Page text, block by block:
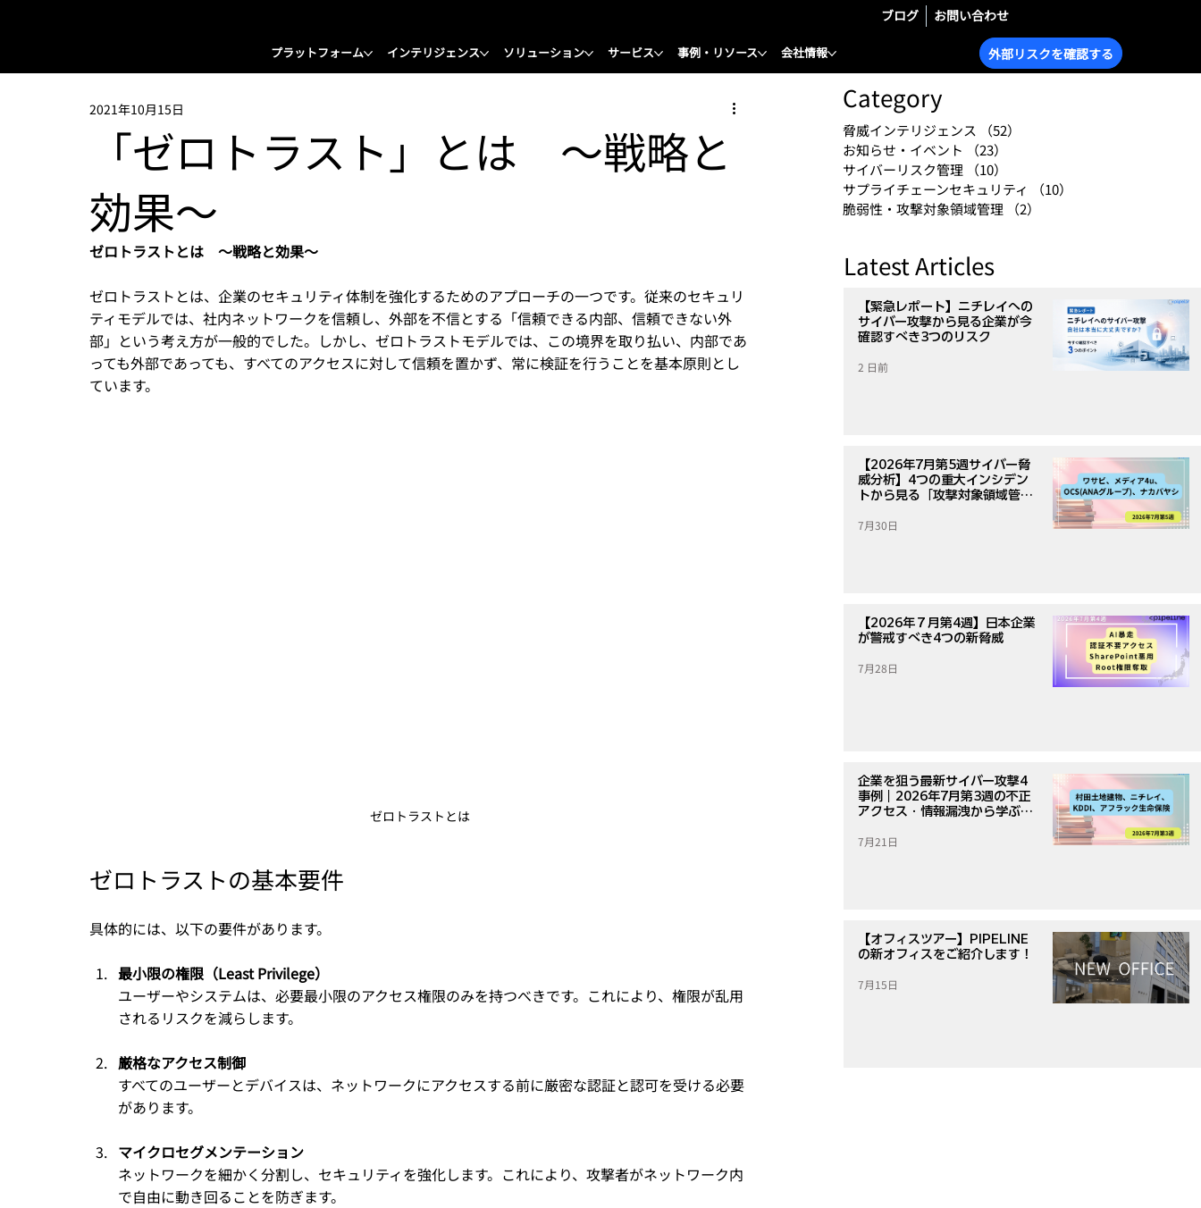
外部リスクを確認する
プラットフォーム インテリジェンス ソリューション サービス 事例・リソース 会社情報
ブログ お問い合わせ
「ゼロトラスト」とは 〜戦略と
効果〜
2021年10月15日
ゼロトラストとは　〜戦略と効果〜
ゼロトラストとは、企業のセキュリティ体制を強化するためのアプローチの一つです。従来のセキュリ
ティモデルでは、社内ネットワークを信頼し、外部を不信とする「信頼できる内部、信頼できない外
部」という考え方が一般的でした。しかし、ゼロトラストモデルでは、この境界を取り払い、内部であ
っても外部であっても、すべてのアクセスに対して信頼を置かず、常に検証を行うことを基本原則とし
ています。
ゼロトラストとは
ゼロトラストの基本要件
具体的には、以下の要件があります。
最小限の権限（Least Privilege）
ユーザーやシステムは、必要最小限のアクセス権限のみを持つべきです。これにより、権限が乱用
されるリスクを減らします。
厳格なアクセス制御
すべてのユーザーとデバイスは、ネットワークにアクセスする前に厳密な認証と認可を受ける必要
があります。
マイクロセグメンテーション
ネットワークを細かく分割し、セキュリティを強化します。これにより、攻撃者がネットワーク内
で自由に動き回ることを防ぎます。
Category
脅威インテリジェンス （52）
お知らせ・イベント
（23）
サイバーリスク管理
（10）
サプライチェーンセキュリティ
（10）
脆弱性・攻撃対象領域管理
（2）
Latest Articles
【緊急レポート】ニチレイへの
サイバー攻撃から見る企業が今
確認すべき3つのリスク
2 日前
【2026年7月第5週サイバー脅
威分析】4つの重大インシデン
トから見る「攻撃対象領域管
7月30日
【2026年７月第4週】日本企業
が警戒すべき4つの新脅威
7月28日
企業を狙う最新サイバー攻撃4
事例｜2026年7月第3週の不正
アクセス・情報漏洩から学ぶ対
7月21日
【オフィスツアー】PIPELINE
の新オフィスをご紹介します！
7月15日